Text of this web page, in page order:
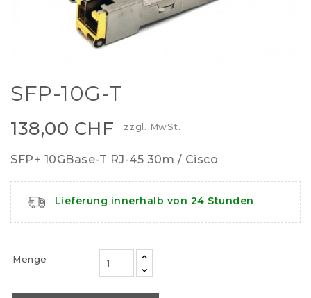
SFP-10G-T
138,00 CHF zzgl. MwSt.
SFP+ 10GBase-T RJ-45 30m / Cisco
Lieferung innerhalb von 24 Stunden
Menge